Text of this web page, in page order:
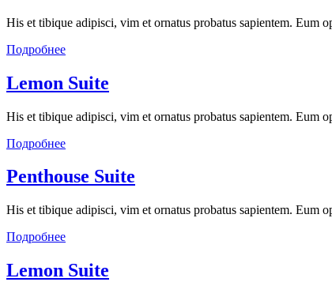
His et tibique adipisci, vim et ornatus probatus sapientem. Eum
Подробнее
Lemon Suite
His et tibique adipisci, vim et ornatus probatus sapientem. Eum
Подробнее
Penthouse Suite
His et tibique adipisci, vim et ornatus probatus sapientem. Eum
Подробнее
Lemon Suite